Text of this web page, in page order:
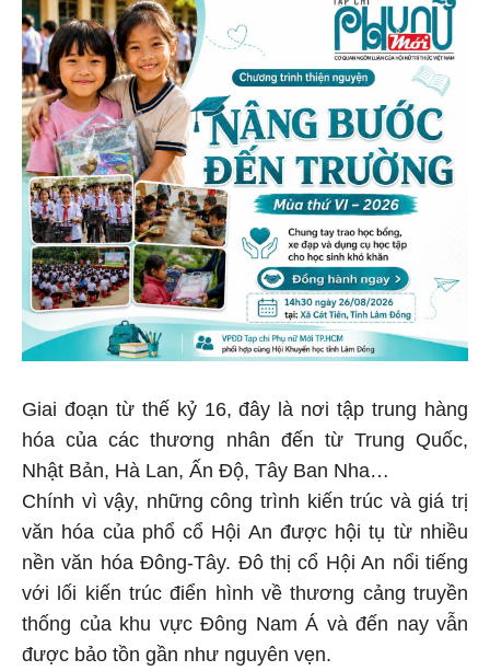
Giai đoạn từ thế kỷ 16, đây là nơi tập trung hàng
hóa của các thương nhân đến từ Trung Quốc,
Nhật Bản, Hà Lan, Ấn Độ, Tây Ban Nha…
Chính vì vậy, những công trình kiến trúc và giá trị
văn hóa của phổ cổ Hội An được hội tụ từ nhiều
nền văn hóa Đông-Tây. Đô thị cổ Hội An nổi tiếng
với lối kiến trúc điển hình về thương cảng truyền
thống của khu vực Đông Nam Á và đến nay vẫn
được bảo tồn gần như nguyên vẹn.